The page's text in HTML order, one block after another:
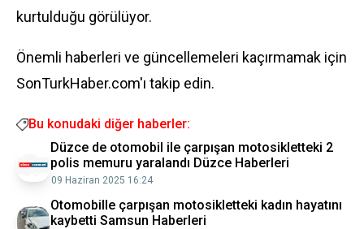
kurtulduğu görülüyor.
Önemli haberleri ve güncellemeleri kaçırmamak için
SonTurkHaber.com'ı takip edin.
Bu konudaki diğer haberler:
Düzce de otomobil ile çarpışan motosikletteki 2
polis memuru yaralandı Düzce Haberleri
09 Haziran 2025 16:24
Otomobille çarpışan motosikletteki kadın hayatını
kaybetti Samsun Haberleri